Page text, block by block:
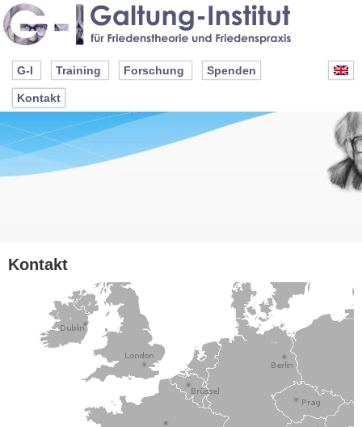
G-I Training Forschung Spenden
Kontakt
Kontakt